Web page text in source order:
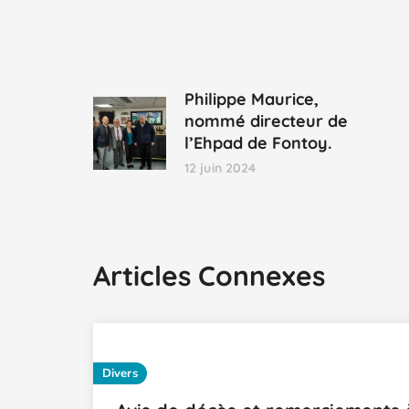
Philippe Maurice,
nommé directeur de
l’Ehpad de Fontoy.
12 juin 2024
Articles Connexes
Divers